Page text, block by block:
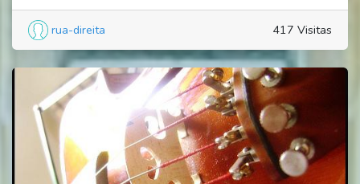
rua-direita 417 Visitas